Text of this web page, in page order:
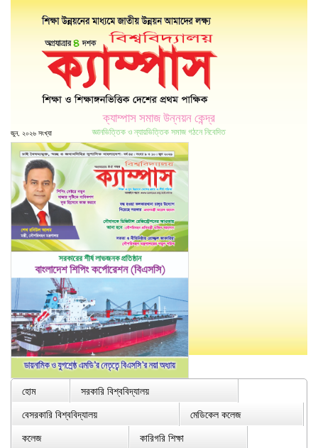
ক্যাম্পাস সমাজ উন্নয়ন কেন্দ্র
জ্ঞানভিত্তিক ও ন্যায়ভিত্তিক সমাজ গঠনে নিবেদিত
জুন, ২০২৬ সংখ্যা
হোম
সরকারি বিশ্ববিদ্যালয়
বেসরকারি বিশ্ববিদ্যালয়
মেডিকেল কলেজ
কলেজ
কারিগরি শিক্ষা